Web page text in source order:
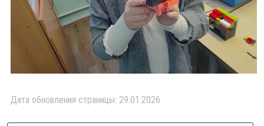
Дата обновления страницы: 29.01.2026